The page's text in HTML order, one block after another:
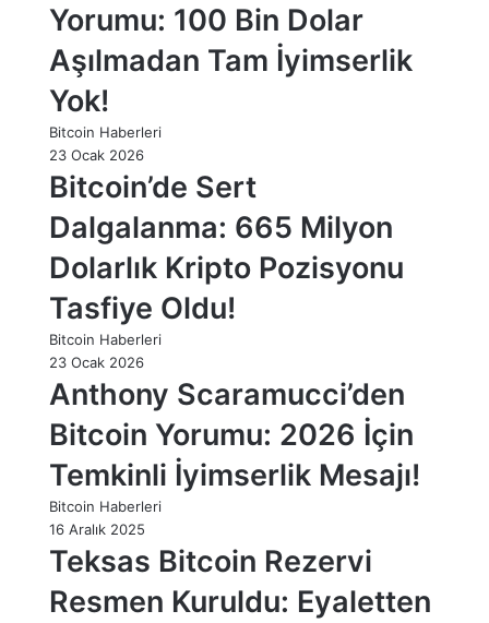
Yorumu: 100 Bin Dolar
Aşılmadan Tam İyimserlik
Yok!
Bitcoin Haberleri
23 Ocak 2026
Bitcoin’de Sert
Dalgalanma: 665 Milyon
Dolarlık Kripto Pozisyonu
Tasfiye Oldu!
Bitcoin Haberleri
23 Ocak 2026
Anthony Scaramucci’den
Bitcoin Yorumu: 2026 İçin
Temkinli İyimserlik Mesajı!
Bitcoin Haberleri
16 Aralık 2025
Teksas Bitcoin Rezervi
Resmen Kuruldu: Eyaletten